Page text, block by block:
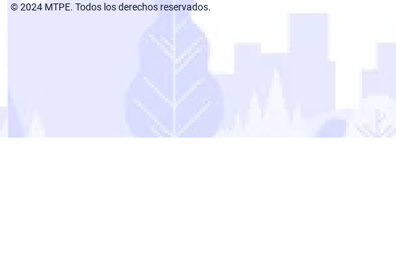
© 2024 MTPE. Todos los derechos reservados.